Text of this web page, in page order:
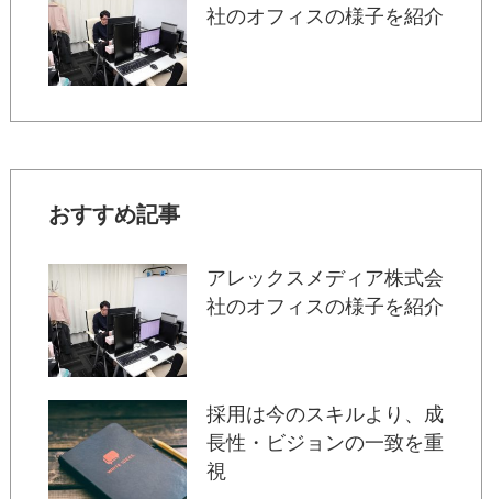
社のオフィスの様子を紹介
おすすめ記事
アレックスメディア株式会
社のオフィスの様子を紹介
採用は今のスキルより、成
長性・ビジョンの一致を重
視